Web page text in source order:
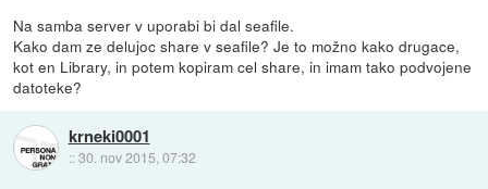
Na samba server v uporabi bi dal seafile.
Kako dam ze delujoc share v seafile? Je to možno kako drugace,
kot en Library, in potem kopiram cel share, in imam tako podvojene
datoteke?
krneki0001
::30. nov 2015, 07:32